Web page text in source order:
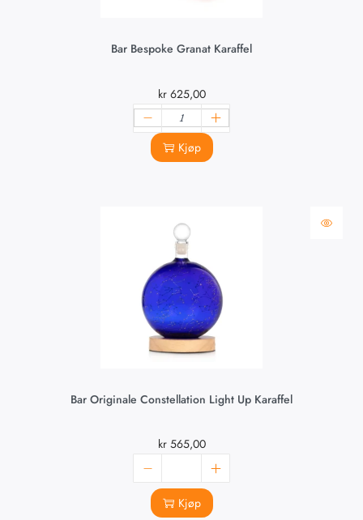
Bar Bespoke Granat Karaffel
kr625,00
Kjøp
Bar Originale Constellation Light Up Karaffel
kr565,00
Kjøp